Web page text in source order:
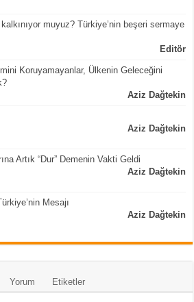
muyuz? Türkiye’nin beşeri sermaye
Editör
Koruyamayanlar, Ülkenin Geleceğini
Aziz Dağtekin
Aziz Dağtekin
Artık “Dur” Demenin Vakti Geldi
Aziz Dağtekin
Mesajı
Aziz Dağtekin
Yorum Etiketler